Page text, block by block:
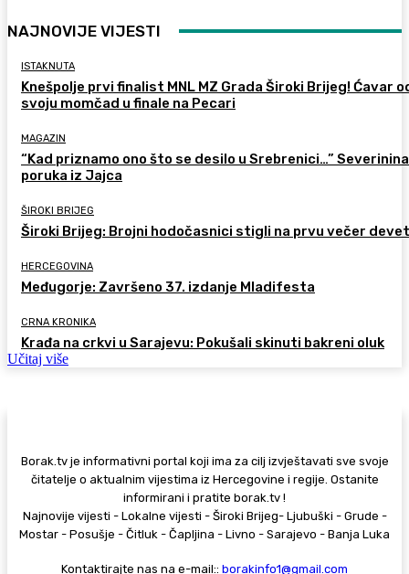
NAJNOVIJE VIJESTI
ISTAKNUTA
Knešpolje prvi finalist MNL MZ Grada Široki Brijeg! Ćavar
svoju momčad u finale na Pecari
MAGAZIN
“Kad priznamo ono što se desilo u Srebrenici…” Severinina
poruka iz Jajca
ŠIROKI BRIJEG
Široki Brijeg: Brojni hodočasnici stigli na prvu večer
HERCEGOVINA
Međugorje: Završeno 37. izdanje Mladifesta
CRNA KRONIKA
Krađa na crkvi u Sarajevu: Pokušali skinuti bakreni oluk
Učitaj više
Borak.tv je informativni portal koji ima za cilj izvještavati sve svoje
čitatelje o aktualnim vijestima iz Hercegovine i regije. Ostanite
informirani i pratite borak.tv !
Najnovije vijesti - Lokalne vijesti - Široki Brijeg- Ljubuški - Grude -
Mostar - Posušje - Čitluk - Čapljina - Livno - Sarajevo - Banja Luka
Kontaktirajte nas na e-mail:: borakinfo1@gmail.com